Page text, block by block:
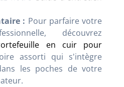
: Pour parfaire votre
découvrez
en cuir pour
assorti qui s'intègre
les poches de votre